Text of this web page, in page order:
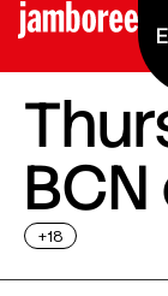
BCN
+18